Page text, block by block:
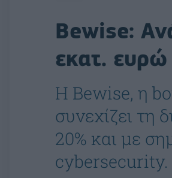
Bewise:
εκατ. ευρώ
Η Bewise, η
συνεχίζει τη
20% και με
cybersecurity.